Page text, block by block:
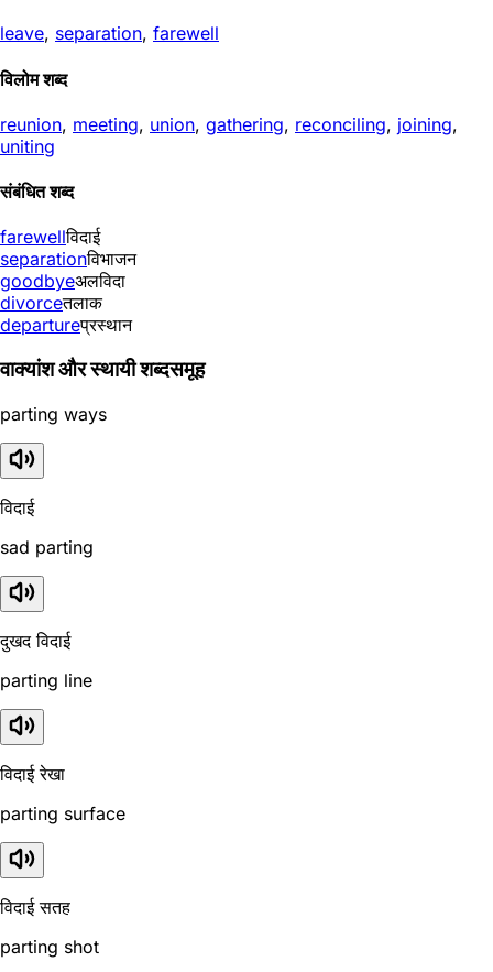
leave, separation, farewell
विलोम शब्द
reunion, meeting, union, gathering, reconciling, joining,
uniting
संबंधित शब्द
farewellविदाई
separationविभाजन
goodbyeअलविदा
divorceतलाक
departureप्रस्थान
वाक्यांश और स्थायी शब्दसमूह
parting ways
विदाई
sad parting
दुखद विदाई
parting line
विदाई रेखा
parting surface
विदाई सतह
parting shot